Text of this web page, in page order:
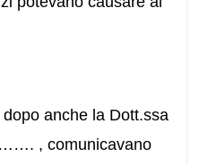
anche la Dott.ssa
, comunicavano